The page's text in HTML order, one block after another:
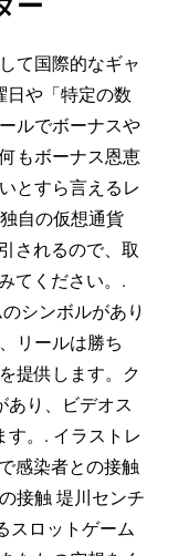
て国際的なギャ
日や「特定の数
ルでボーナスや
もボーナス恩恵
とすら言えるレ
自の仮想通貨
されるので、取
てください。.
シンボルがあり
リールは勝ち
提供します。ク
あり、ビデオス
す。. イラストレ
感染者との接触
接触 堤川センチ
スロットゲーム